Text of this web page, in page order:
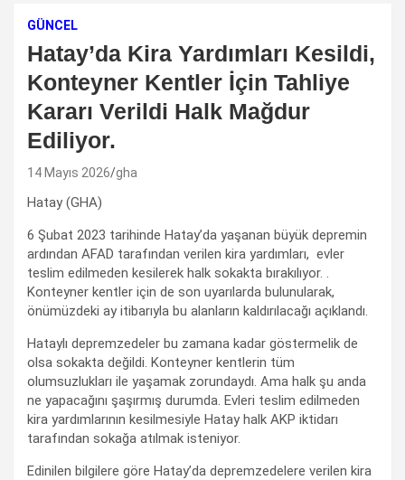
GÜNCEL
Hatay’da Kira Yardımları Kesildi,
Konteyner Kentler İçin Tahliye
Kararı Verildi Halk Mağdur
Ediliyor.
14 Mayıs 2026 gha
Hatay (GHA)
6 Şubat 2023 tarihinde Hatay’da yaşanan büyük depremin
ardından AFAD tarafından verilen kira yardımları, evler
teslim edilmeden kesilerek halk sokakta bırakılıyor. .
Konteyner kentler için de son uyarılarda bulunularak,
önümüzdeki ay itibarıyla bu alanların kaldırılacağı açıklandı.
Hataylı depremzedeler bu zamana kadar göstermelik de
olsa sokakta değildi. Konteyner kentlerin tüm
olumsuzlukları ile yaşamak zorundaydı. Ama halk şu anda
ne yapacağını şaşırmış durumda. Evleri teslim edilmeden
kira yardımlarının kesilmesiyle Hatay halk AKP iktidarı
tarafından sokağa atılmak isteniyor.
Edinilen bilgilere göre Hatay’da depremzedelere verilen kira